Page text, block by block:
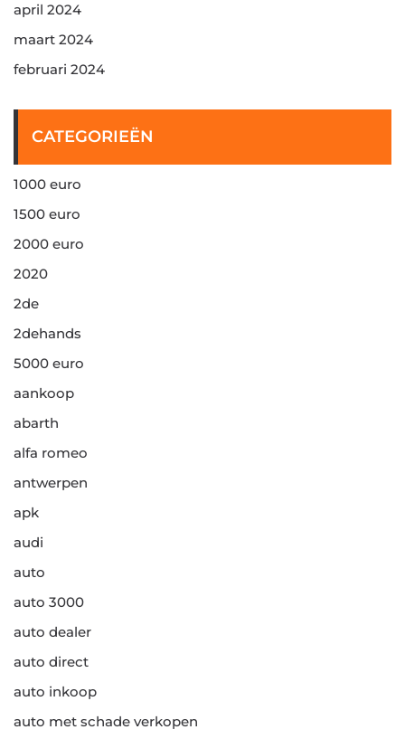
april 2024
maart 2024
februari 2024
CATEGORIEËN
1000 euro
1500 euro
2000 euro
2020
2de
2dehands
5000 euro
aankoop
abarth
alfa romeo
antwerpen
apk
audi
auto
auto 3000
auto dealer
auto direct
auto inkoop
auto met schade verkopen